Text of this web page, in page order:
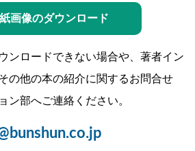
画像のダウンロード
ンロードできない場合や、著者イン
の他の本の紹介に関するお問合せ
ン部へご連絡ください。